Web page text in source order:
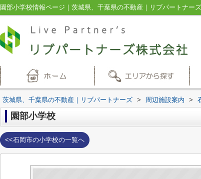
園部小学校情報ページ｜茨城県、千葉県の不動産｜リブパートナーズ
茨城県、千葉県の不動産｜リブパートナーズ > 周辺施設案内 >
園部小学校
<<石岡市の小学校の一覧へ